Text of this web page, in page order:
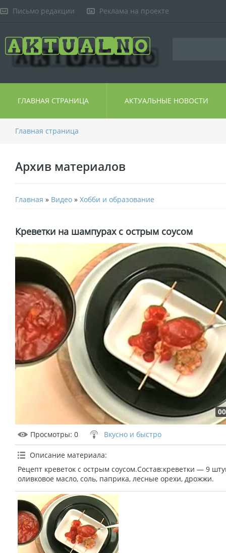
Письмо редакции Реклама на проекте
ГЛАВНАЯ СТРАНИЦА АКТУАЛЬНЫЕ НОВОСТИ
Главная страница
Архив материалов
Главная » Видео » Хобби и образование
Креветки на шампурах с острым соусом
Просмотры: 0 Вкусно и быстро
Описание материала:
Рецепт креветок с острым соусом.Состав:креветки — 9
оливковое масло, соль, паприка, лесные орехи, дрожжи.